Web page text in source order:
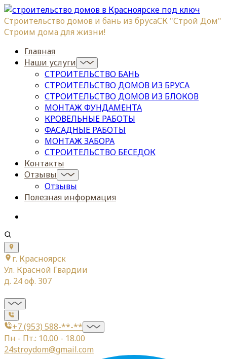
Строительство домов и бань из брусаСК "Строй Дом"
Строим дома для жизни!
Главная
Наши услуги
СТРОИТЕЛЬСТВО БАНЬ
СТРОИТЕЛЬСТВО ДОМОВ ИЗ БРУСА
СТРОИТЕЛЬСТВО ДОМОВ ИЗ БЛОКОВ
МОНТАЖ ФУНДАМЕНТА
КРОВЕЛЬНЫЕ РАБОТЫ
ФАСАДНЫЕ РАБОТЫ
МОНТАЖ ЗАБОРА
СТРОИТЕЛЬСТВО БЕСЕДОК
Контакты
Отзывы
Отзывы
Полезная информация
г. Красноярск
Ул. Красной Гвардии
д. 24 оф. 307
+7 (953) 588-**-**
Пн - Пт.: 10.00 - 18.00
24stroydom@gmail.com